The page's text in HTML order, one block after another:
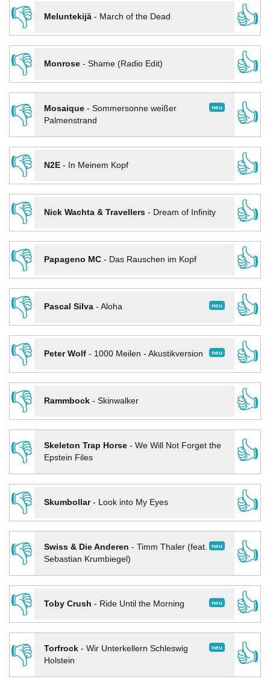
👎
Meluntekijä- March of the Dead
👍
👎
Monrose- Shame (Radio Edit)
👍
👎
neu
Mosaique- Sommersonne weißer
Palmenstrand
👍
👎
N2E- In Meinem Kopf
👍
👎
Nick Wachta & Travellers- Dream of Infinity
👍
👎
Papageno MC- Das Rauschen im Kopf
👍
👎
neu
Pascal Silva- Aloha
👍
👎
neu
Peter Wolf- 1000 Meilen - Akustikversion
👍
👎
Rammbock- Skinwalker
👍
👎
Skeleton Trap Horse- We Will Not Forget the
Epstein Files
👍
👎
Skumbollar- Look into My Eyes
👍
👎
neu
Swiss & Die Anderen - Timm Thaler (feat.
Sebastian Krumbiegel)
👍
👎
neu
Toby Crush - Ride Until the Morning
👍
👎
neu
Torfrock- Wir Unterkellern Schleswig
Holstein
👍